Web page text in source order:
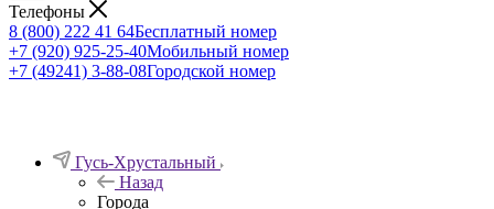
Телефоны
8 (800) 222 41 64Бесплатный номер
+7 (920) 925-25-40Мобильный номер
+7 (49241) 3-88-08Городской номер
Гусь-Хрустальный
Назад
Города